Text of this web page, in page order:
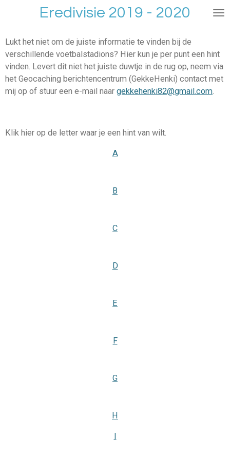
de
hoofdinhoud
Eredivisie 2019 - 2020
Lukt het niet om de juiste informatie te vinden bij de
verschillende voetbalstadions? Hier kun je per punt een hint
vinden. Levert dit niet het juiste duwtje in de rug op, neem via
het Geocaching berichtencentrum (GekkeHenki) contact met
mij op of stuur een e-mail naar gekkehenki82@gmail.com.
Klik hier op de letter waar je een hint van wilt.
A
B
C
D
E
F
G
H